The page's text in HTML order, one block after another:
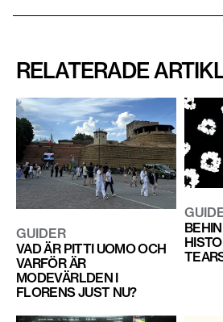
RELATERADE
GUIDER
VAD ÄR PITTI UOMO OCH
VARFÖR ÄR
MODEVÄRLDEN I
FLORENS JUST NU?